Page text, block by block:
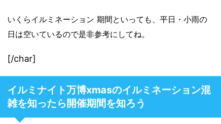
いくらイルミネーション 期間といっても、平日・小雨の
日は空いているので是非参考にしてね。
[/char]
イルミナイト万博xmasのイルミネーション混
雑を知ったら開催期間を知ろう